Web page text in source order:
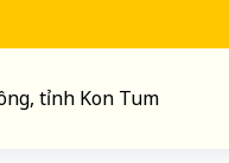
tỉnh Kon Tum